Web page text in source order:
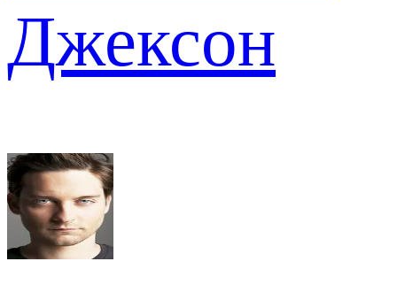
Джексон